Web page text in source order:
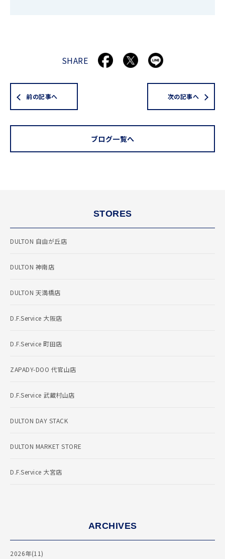
SHARE
前の記事へ
ブログ一覧へ
次の記事へ
STORES
DULTON 自由が丘店
DULTON 神南店
DULTON 天満橋店
D.F.Service 大阪店
D.F.Service 町田店
ZAPADY-DOO 代官山店
D.F.Service 武蔵村山店
DULTON DAY STACK
DULTON MARKET STORE
D.F.Service 大宮店
ARCHIVES
2026年(11)